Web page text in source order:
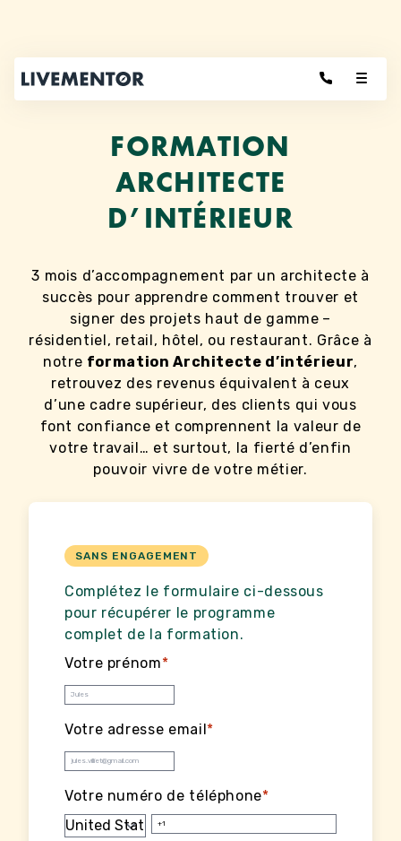
contenu
FORMATION
ARCHITECTE
D’INTÉRIEUR
3 mois d’accompagnement par un architecte à
succès pour apprendre comment trouver et
signer des projets haut de gamme –
résidentiel, retail, hôtel, ou restaurant. Grâce à
notre formation Architecte d’intérieur,
retrouvez des revenus équivalent à ceux
d’une cadre supérieur, des clients qui vous
font confiance et comprennent la valeur de
votre travail… et surtout, la fierté d’enfin
pouvoir vivre de votre métier.
SANS ENGAGEMENT
Complétez le formulaire ci-dessous
pour récupérer le programme
complet de la formation.
Votre prénom*
Votre adresse email*
Votre numéro de téléphone*